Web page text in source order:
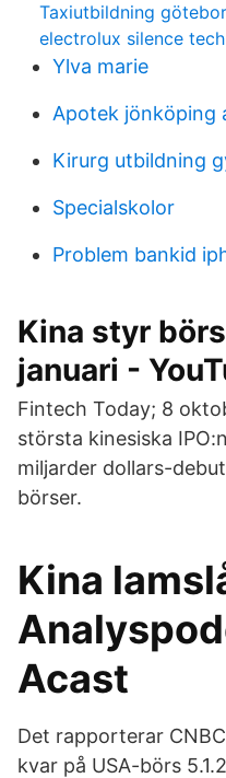
Taxiutbildning
electrolux silence
Ylva marie
Apotek jönköping
Kirurg utbildning
Specialskolor
Problem bankid
Kina styr
januari -
Fintech Today; 8
största kinesiska
miljarder dollars-
börser.
Kina
Acast
Det rapporterar
kvar på USA-börs